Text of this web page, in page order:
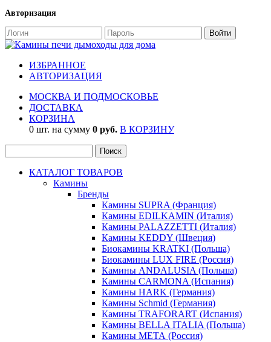
Авторизация
ИЗБРАННОЕ
АВТОРИЗАЦИЯ
МОСКВА И ПОДМОСКОВЬЕ
ДОСТАВКА
КОРЗИНА
0 шт. на сумму 0 руб. В КОРЗИНУ
КАТАЛОГ ТОВАРОВ
Камины
Бренды
Камины SUPRA (Франция)
Камины EDILKAMIN (Италия)
Камины PALAZZETTI (Италия)
Камины KEDDY (Швеция)
Биокамины KRATKI (Польша)
Биокамины LUX FIRE (Россия)
Камины ANDALUSIA (Польша)
Камины CARMONA (Испания)
Камины HARK (Германия)
Камины Schmid (Германия)
Камины TRAFORART (Испания)
Камины BELLA ITALIA (Польша)
Камины МЕТА (Россия)